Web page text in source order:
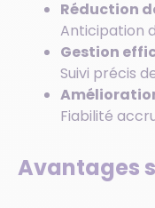
Réduction
Anticipation
Gestion
Suivi précis
Fiabilité
Avantages